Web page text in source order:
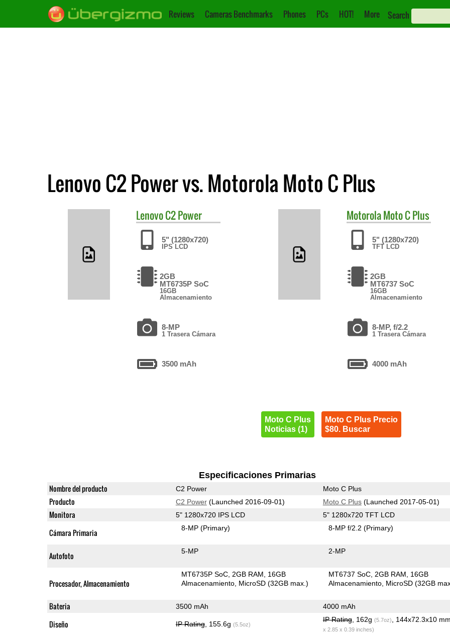
Reviews Cameras Benchmarks Phones PCs HOT! More Search
Lenovo C2 Power vs. Motorola Moto C Plus
LenovoC2 Power
5" (1280x720)
IPS LCD
2GB
MT6735P SoC
16GB
Almacenamiento
8-MP
1 Trasera Cámara
3500 mAh
MotorolaMoto C Plus
5" (1280x720)
TFT LCD
2GB
MT6737 SoC
16GB
Almacenamiento
8-MP, f/2.2
1 Trasera Cámara
4000 mAh
Moto C Plus
Noticias (1)
Moto C Plus Precio
$80. Buscar
Especificaciones Primarias
Nombre del producto C2 Power Moto C Plus
Producto C2 Power(Launched 2016-09-01) Moto C Plus(Launched 2017-05-01)
Monitora 5" 1280x720 IPS LCD 5" 1280x720 TFT LCD
Cámara Primaria 8-MP(Primary) 8-MP f/2.2(Primary)
Autofoto 5-MP 2-MP
Procesador, Almacenamiento
MT6735P SoC 2GB RAM
16GB
Almacenamiento MicroSD (32GB max.)
MT6737 SoC 2GB RAM
16GB
Almacenamiento MicroSD (32GB
Bateria 3500 mAh 4000 mAh
Diseño IP Rating, 155.6g (5.5oz)
IP Rating, 162g (5.7oz) , 144x72.3x10 mm
x 2.85 x 0.39 inches)